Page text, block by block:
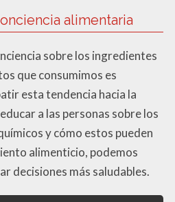
alimentaria
sobre los ingredientes
que consumimos es
esta tendencia hacia la
a las personas sobre los
y cómo estos pueden
alimenticio, podemos
decisiones más saludables.